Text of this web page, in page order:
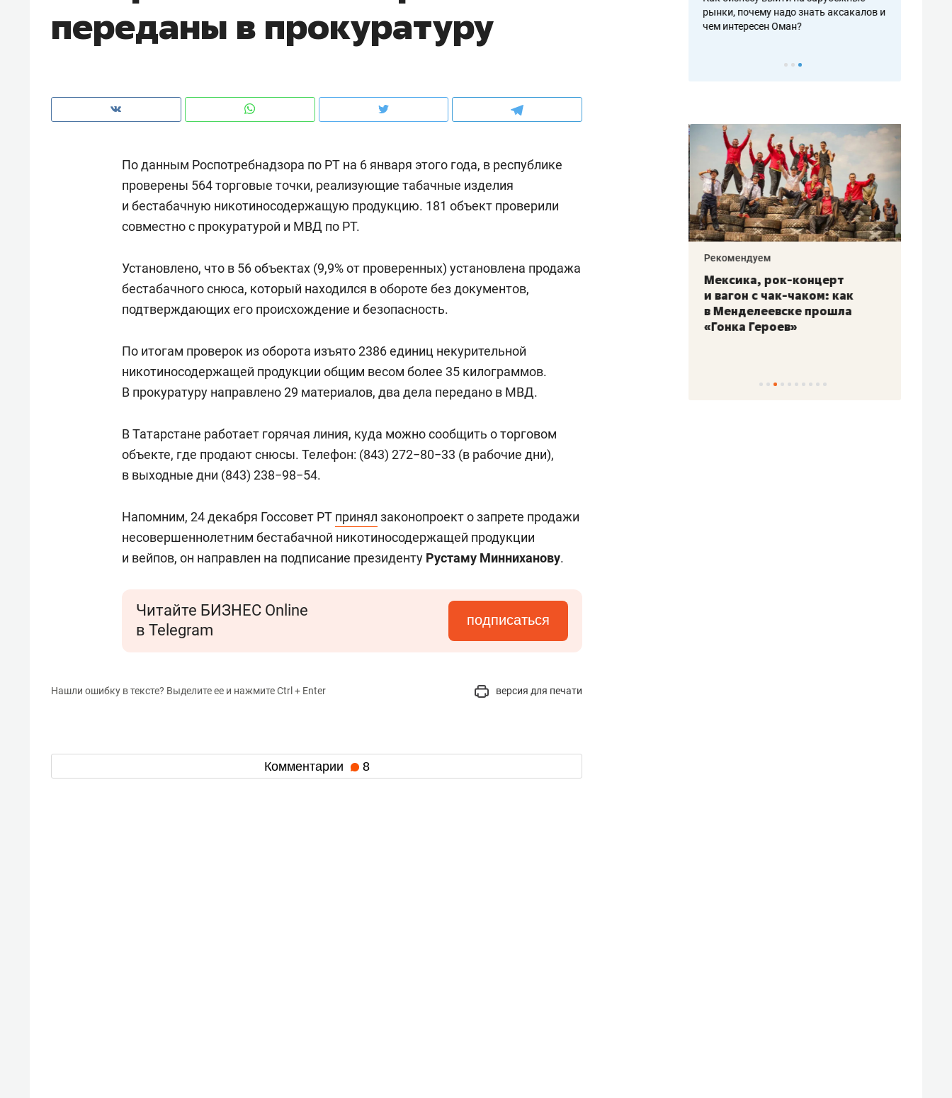
переданы в прокуратуру
По данным Роспотребнадзора по РТ на 6 января этого года, в республике
проверены 564 торговые точки, реализующие табачные изделия
и бестабачную никотиносодержащую продукцию. 181 объект проверили
совместно с прокуратурой и МВД по РТ.
Установлено, что в 56 объектах (9,9% от проверенных) установлена продажа
бестабачного снюса, который находился в обороте без документов,
подтверждающих его происхождение и безопасность.
По итогам проверок из оборота изъято 2386 единиц некурительной
никотиносодержащей продукции общим весом более 35 килограммов.
В прокуратуру направлено 29 материалов, два дела передано в МВД.
В Татарстане работает горячая линия, куда можно сообщить о торговом
объекте, где продают снюсы. Телефон: (843) 272−80−33 (в рабочие дни),
в выходные дни (843) 238−98−54.
Напомним, 24 декабря Госсовет РТ принял законопроект о запрете продажи
несовершеннолетним бестабачной никотиносодержащей продукции
и вейпов, он направлен на подписание президенту Рустаму Минниханову.
Читайте БИЗНЕС Online
в Telegram
подписаться
Нашли ошибку в тексте? Выделите ее и нажмите Ctrl + Enter версия для печати
Комментарии 8
чем интересен Оман?
клиентах и чудных запросах мастеров
рынки, почему надо знать аксакалов и
чем интересен Оман?
Как ГК «МИР ГРУПП» и ВТБ
создают оазис жилого
комфорта под Казанью
150 камер до квартиры и Face
ID вместо ключа: какой будет
безопасность в ЖК «Нова»
Опыт выживания в дикой
природе, работа
Рекомендуем
Мексика, рок-концерт
и вагон с чак-чаком: как
в Менделеевске прошла
«Гонка Героев»